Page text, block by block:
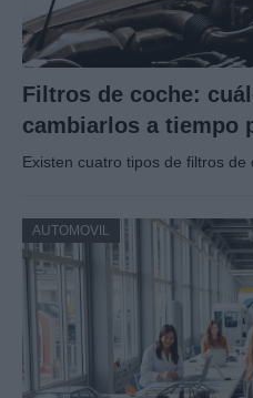
Filtros de coche:
cambiarlos a tiempo
Existen cuatro tipos de filtros de
AUTOMOVIL